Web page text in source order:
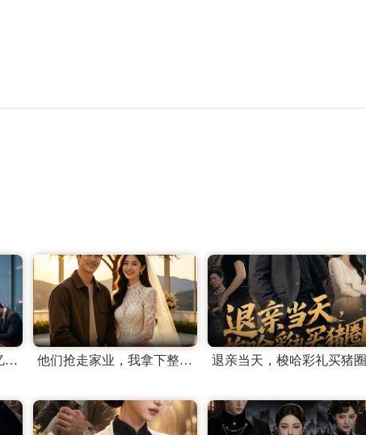
净身出户我收回前夫百亿订单 他们抢走家业，我拿下整个翡翠圈 退亲当天，梭哈彩礼买猪圈